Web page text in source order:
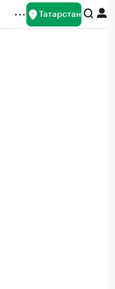
Татарстан